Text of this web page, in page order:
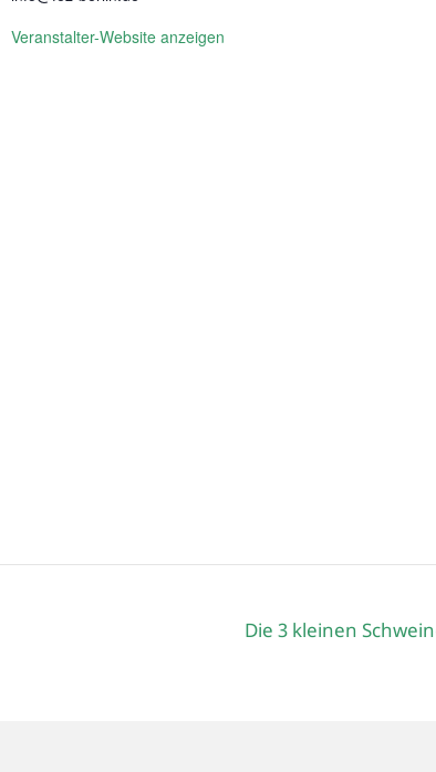
Veranstalter-Website anzeigen
Die 3 kleinen